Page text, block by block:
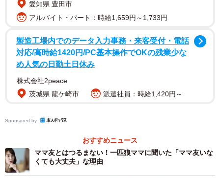
言いかけるも、普段から母親にも「あなたもう少し女の子
らしく…」と言われていることなど、数々の思い当たる節
にへこむマッキー。頑張って「おちょぼ口で少しずつ食べ
る」「内股」などにも挑戦しますが、いつもケンカ相手の
男子（シリーズ全体の主人公）にドッジボールで顔面にボ
ールを当てられ…覚醒します。
くる人や「マッキー格好良い！」という声が次々と。さら
男は強く忍耐、女はか弱くおしとやか」「大切なのは自分
らしく」などの感想も寄せられました。
愛知県 豊田市
アルバイト・パート：時給1,659円～1,733円
製造工場内でのデータ入力事務・来客受付・電話
対応/高時給1420円/PC基本操作でOKの残業少な
め人気の日勤土日休み
株式会社2peace
茨城県 龍ケ崎市
派遣社員：時給1,420円～
Sponsored by
おすすめニュース
ママ友とはつるまない！一匹狼ママに聞いた「ママ友いな
くても大丈夫」な理由